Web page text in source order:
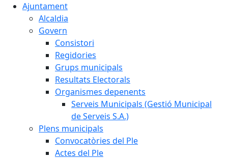
Ajuntament
Alcaldia
Govern
Consistori
Regidories
Grups municipals
Resultats Electorals
Organismes depenents
Serveis Municipals (Gestió Municipal
de Serveis S.A.)
Plens municipals
Convocatòries del Ple
Actes del Ple